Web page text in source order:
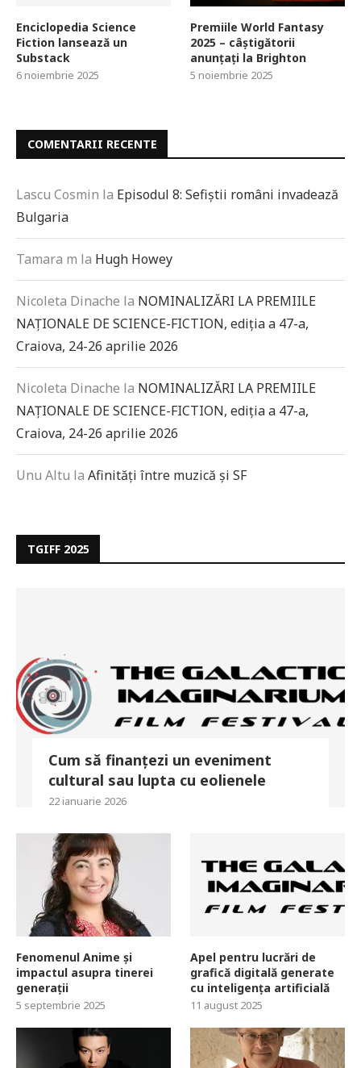
Enciclopedia Science
Fiction lansează un
Substack
6 noiembrie 2025
Premiile World Fantasy
2025 – câștigătorii
anunțați la Brighton
5 noiembrie 2025
COMENTARII RECENTE
Lascu Cosmin la Episodul 8: Sefiștii români invadează
Bulgaria
Tamara m la Hugh Howey
Nicoleta Dinache la NOMINALIZĂRI LA PREMIILE
NAȚIONALE DE SCIENCE-FICTION, ediția a 47-a,
Craiova, 24-26 aprilie 2026
Nicoleta Dinache la NOMINALIZĂRI LA PREMIILE
NAȚIONALE DE SCIENCE-FICTION, ediția a 47-a,
Craiova, 24-26 aprilie 2026
Unu Altu la Afinități între muzică și SF
TGIFF 2025
Cum să finanțezi un eveniment
cultural sau lupta cu eolienele
22 ianuarie 2026
Fenomenul Anime și
impactul asupra tinerei
generații
5 septembrie 2025
Apel pentru lucrări de
grafică digitală generate
cu inteligența artificială
11 august 2025